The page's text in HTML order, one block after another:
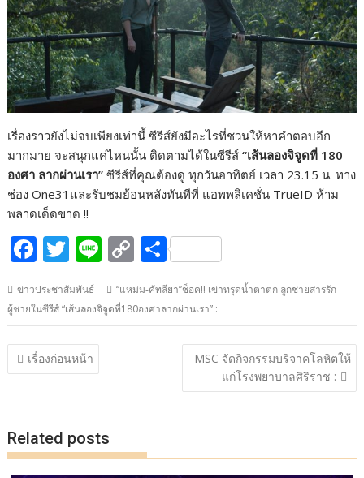
เรื่องราวยังไม่จบเพียงเท่านี้ ซีรีส์ยังมีอะไรที่ชวนให้หาคำตอบอีก
มากมาย จะสนุกแค่ไหนนั้น ติดตามได้ในซีรีส์“เส้นลองจิจูดที่ 180
องศา ลากผ่านเรา” ซีรีส์ที่คุณต้องดู ทุกวันอาทิตย์ เวลา 23.15 น. ทาง
ช่อง One31และรับชมย้อนหลังทันทีที่ แอพพลิเคชั่น TrueID ห้าม
พลาดเด็ดขาด !!
F
ac
e
b
o
o
T
w
itt
er
Li
n
e
C
o
p
y
S
h
ar
e
ข่าวประชาสัมพันธ์
“แหม่ม-คัทลียา”ช็อค!! เข่าทรุดน้ำตาตก ลูกชายสารรัก
ผู้ชายในซีรีส์ “เส้นลองจิจูดที่180องศาลากผ่านเรา” :
แนะแนว
เรื่อง
เรื่องก่อนหน้า
MSC จัดกิจกรรมบริจาคโลหิตให้
แก่โรงพยาบาลศิริราช :
Related posts